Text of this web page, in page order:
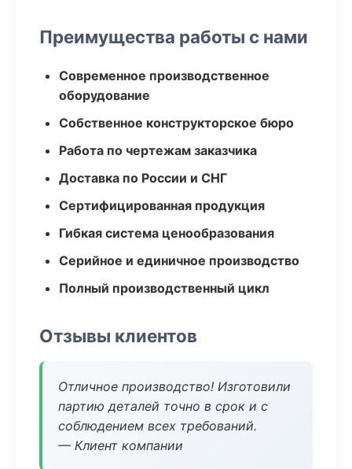
Преимущества работы с нами
Современное производственное
оборудование
Собственное конструкторское бюро
Работа по чертежам заказчика
Доставка по России и СНГ
Сертифицированная продукция
Гибкая система ценообразования
Серийное и единичное производство
Полный производственный цикл
Отзывы клиентов
Отличное производство! Изготовили
партию деталей точно в срок и с
соблюдением всех требований.
— Клиент компании